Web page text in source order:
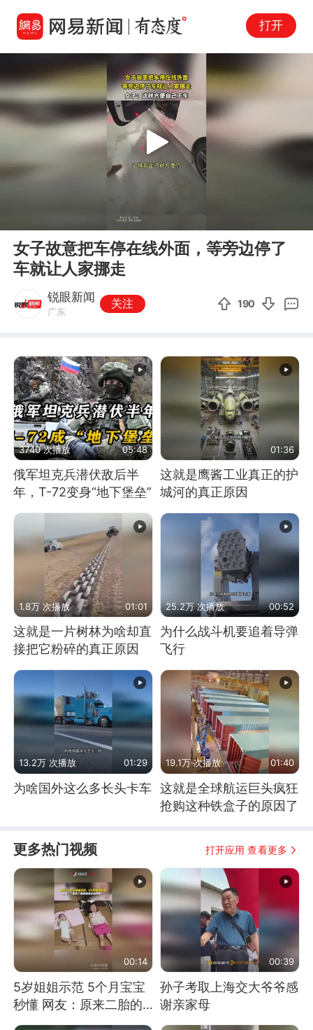
打开
Play
女子故意把车停在线外面，等旁边停了
车就让人家挪走
锐眼新闻
广东
关注 190
3740 次播放 05:48
俄军坦克兵潜伏敌后半
年，T-72变身“地下堡垒”
01:36
这就是鹰酱工业真正的护
城河的真正原因
1.8万 次播放 01:01
这就是一片树林为啥却直
接把它粉碎的真正原因
25.2万 次播放 00:52
为什么战斗机要追着导弹
飞行
13.2万 次播放 01:29
为啥国外这么多长头卡车
19.1万 次播放 01:40
这就是全球航运巨头疯狂
抢购这种铁盒子的原因了
更多热门视频 打开应用 查看更多
00:14
5岁姐姐示范 5个月宝宝
秒懂 网友：原来二胎的
快乐长这样
00:39
孙子考取上海交大爷爷感
谢亲家母